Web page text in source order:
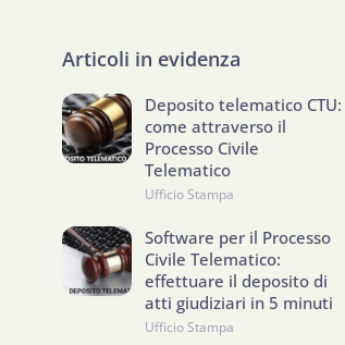
Articoli in evidenza
Deposito telematico CTU:
come attraverso il
Processo Civile
Telematico
Ufficio Stampa
Software per il Processo
Civile Telematico:
effettuare il deposito di
atti giudiziari in 5 minuti
Ufficio Stampa